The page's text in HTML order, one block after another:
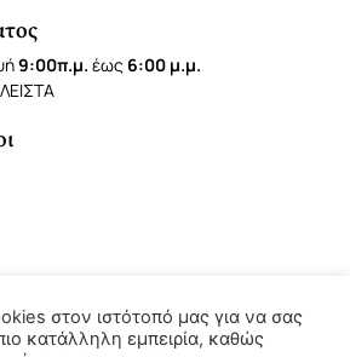
9:00π.μ. έως 6:00 μ.μ.
στον ιστότοπό μας για να σας
κατάλληλη εμπειρία, καθώς